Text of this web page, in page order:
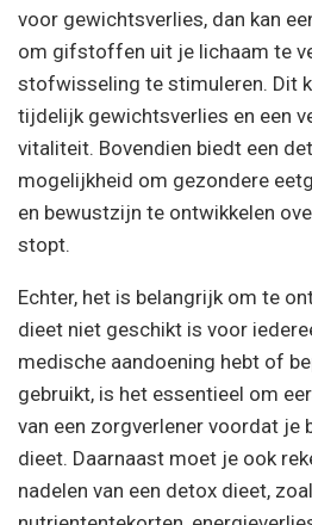
voor gewichtsverlies, dan kan
om gifstoffen uit je lichaam te
stofwisseling te stimuleren. Dit
tijdelijk gewichtsverlies en een
vitaliteit. Bovendien biedt een
mogelijkheid om gezondere
en bewustzijn te ontwikkelen
stopt.
Echter, het is belangrijk om te
dieet niet geschikt is voor
medische aandoening hebt of
gebruikt, is het essentieel om
van een zorgverlener voordat je
dieet. Daarnaast moet je ook
nadelen van een detox dieet,